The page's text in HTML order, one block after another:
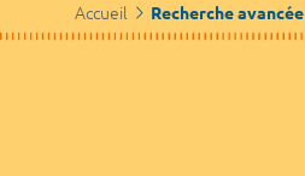
Accueil Recherche avancée